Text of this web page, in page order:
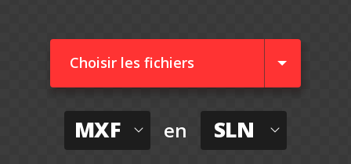
Choisir les fichiers
MXF en SLN